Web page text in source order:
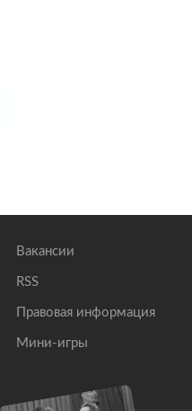
Вакансии
RSS
Правовая информация
Мини-игры